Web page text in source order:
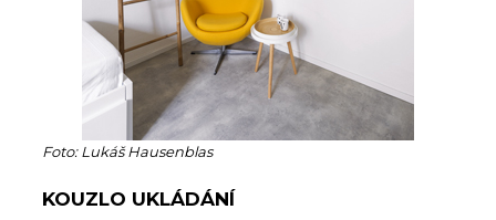
Foto: Lukáš Hausenblas
KOUZLO UKLÁDÁNÍ